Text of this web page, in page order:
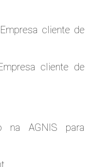
cliente de
cliente de
na AGNIS para